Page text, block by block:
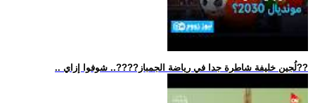
.. لُجين خليفة شاطرة جدا في رياضة الجمباز??‍??.. شوفوا إزاي??